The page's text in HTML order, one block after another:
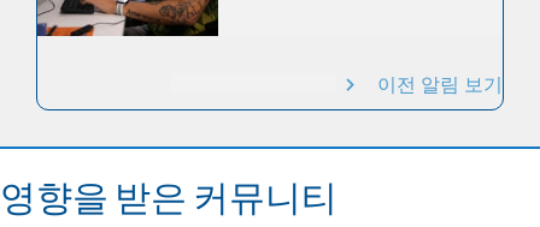
이전 알림 보기
영향을 받은 커뮤니티